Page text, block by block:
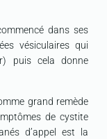
dans ses
vésiculaires qui
puis cela donne
grand remède
de cystite
d’appel est la